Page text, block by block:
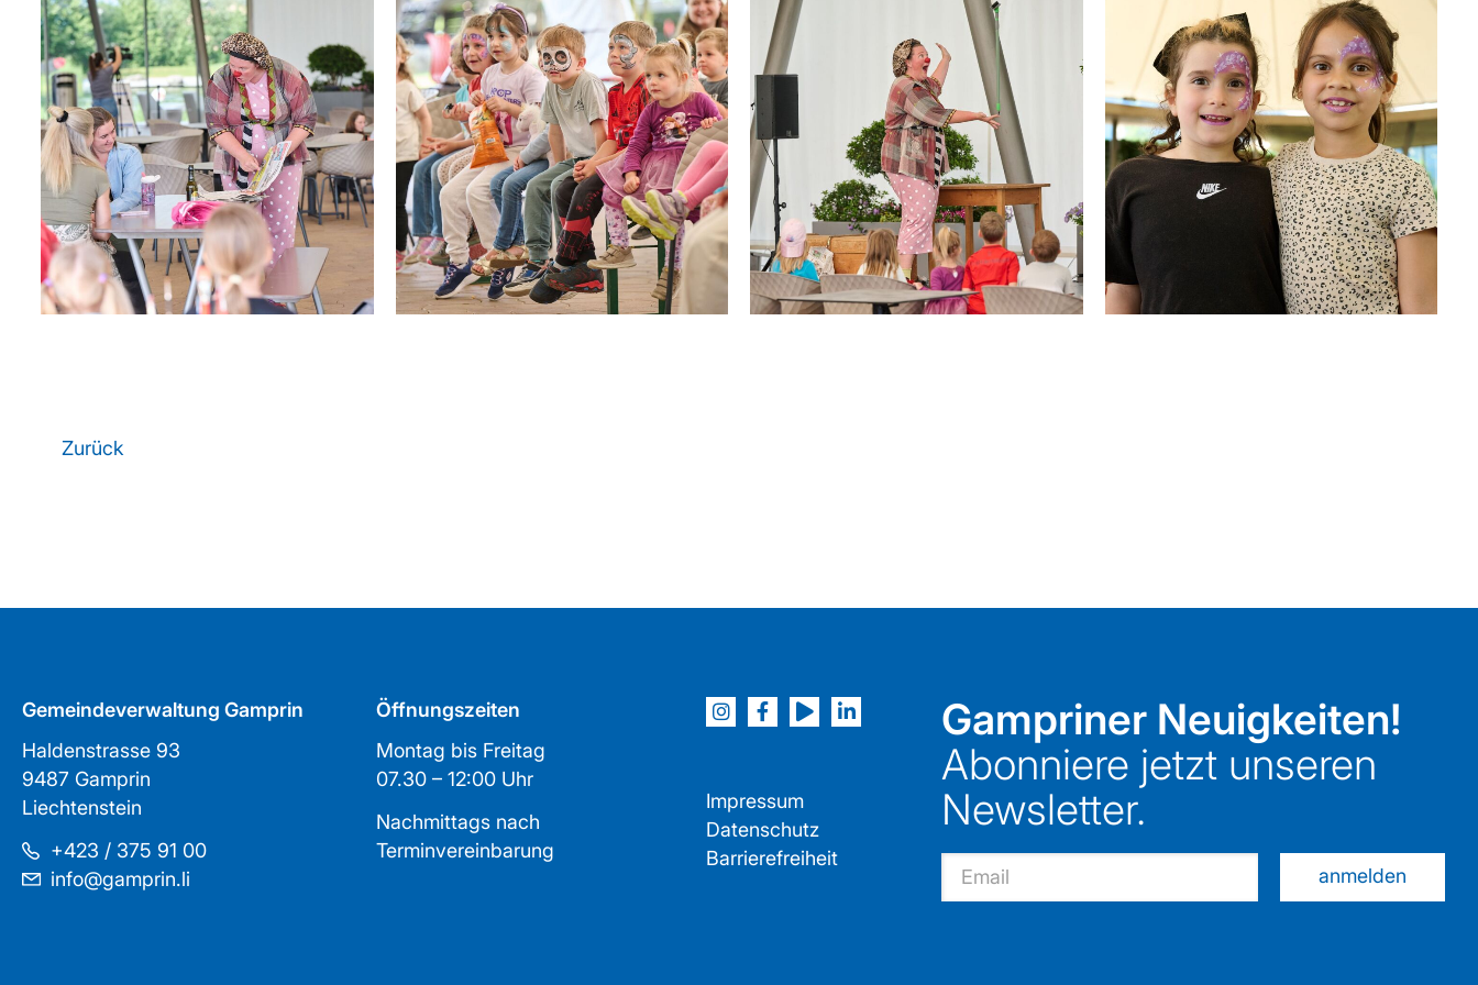
Zurück
Gemeindeverwaltung Gamprin
Haldenstrasse 93
9487 Gamprin
Liechtenstein
+423 / 375 91 00
info@gamprin.li
Öffnungszeiten
Montag bis Freitag
07.30 – 12:00 Uhr
Nachmittags nach
Terminvereinbarung
Impressum
Datenschutz
Barrierefreiheit
Gampriner Neuigkeiten!
Abonniere jetzt unseren
Newsletter.
Email anmelden